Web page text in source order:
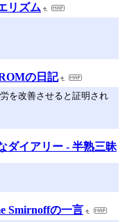
リズム
の日記
を改善させると証明され
ダイアリー - 半熟三昧
Smirnoffの一言